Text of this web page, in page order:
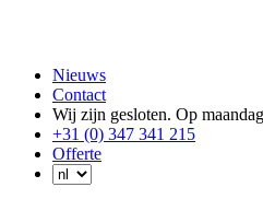
Nieuws
Contact
Wij zijn gesloten. Op
+31 (0) 347 341 215
Offerte